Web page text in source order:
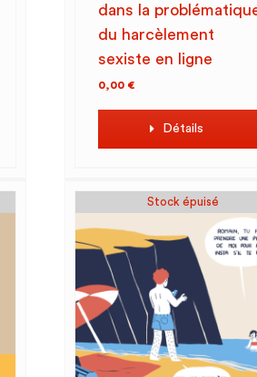
dans la
du harcèlement
sexiste en ligne
0,00 €
Détails
Stock épuisé